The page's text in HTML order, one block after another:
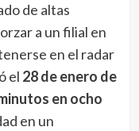
de altas
a un filial en
en el radar
el 28 de enero de
en ocho
en un